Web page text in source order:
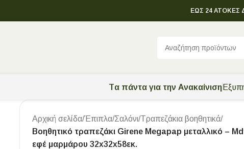
ΕΩΣ 24 ΑΤΟΚΕΣ
Tα πάντα για την Ανακαίνιση
Αρχική σελίδα/Έπιπλα/Σαλόνι/Τραπεζάκια βοηθητικά/
Βοηθητικό τραπεζάκι Girene Megapap μεταλλικό –
εφέ μαρμάρου 32x32x58εκ.